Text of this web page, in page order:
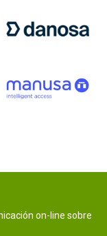
on-line sobre